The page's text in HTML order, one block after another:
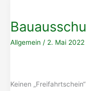
Allgemein / 2. Mai 2022
Keinen